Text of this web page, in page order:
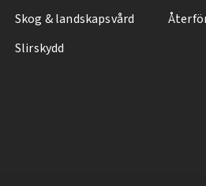
Skog & landskapsvård
Slirskydd